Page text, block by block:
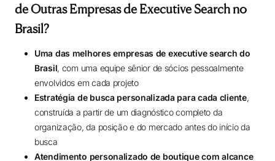
de Outras Empresas de Executive Search no
Brasil?
Uma das melhores empresas de executive search do
Brasil, com uma equipe sênior de sócios pessoalmente
envolvidos em cada projeto
Estratégia de busca personalizada para cada cliente,
construída a partir de um diagnóstico completo da
organização, da posição e do mercado antes do início da
busca
Atendimento personalizado de boutique com alcance